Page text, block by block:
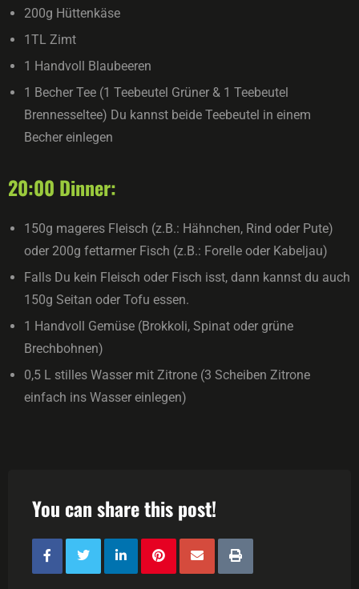
200g Hüttenkäse
1TL Zimt
1 Handvoll Blaubeeren
1 Becher Tee (1 Teebeutel Grüner & 1 Teebeutel
Brennesseltee) Du kannst beide Teebeutel in einem
Becher einlegen
20:00 Dinner:
150g mageres Fleisch (z.B.: Hähnchen, Rind oder Pute)
oder 200g fettarmer Fisch (z.B.: Forelle oder Kabeljau)
Falls Du kein Fleisch oder Fisch isst, dann kannst du auch
150g Seitan oder Tofu essen.
1 Handvoll Gemüse (Brokkoli, Spinat oder grüne
Brechbohnen)
0,5 L stilles Wasser mit Zitrone (3 Scheiben Zitrone
einfach ins Wasser einlegen)
You can share this post!